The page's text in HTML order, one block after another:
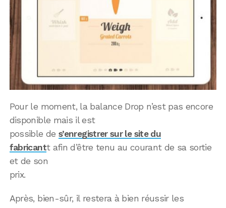
Pour le moment, la balance Drop n’est pas encore
disponible mais il est
possible de s’enregistrer sur le site du
fabricantt afin d’être tenu au courant de sa sortie
et de son
prix.
Après, bien-sûr, il restera à bien réussir les